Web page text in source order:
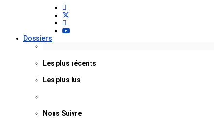
Dossiers
Les plus récents
Les plus lus
Nous Suivre